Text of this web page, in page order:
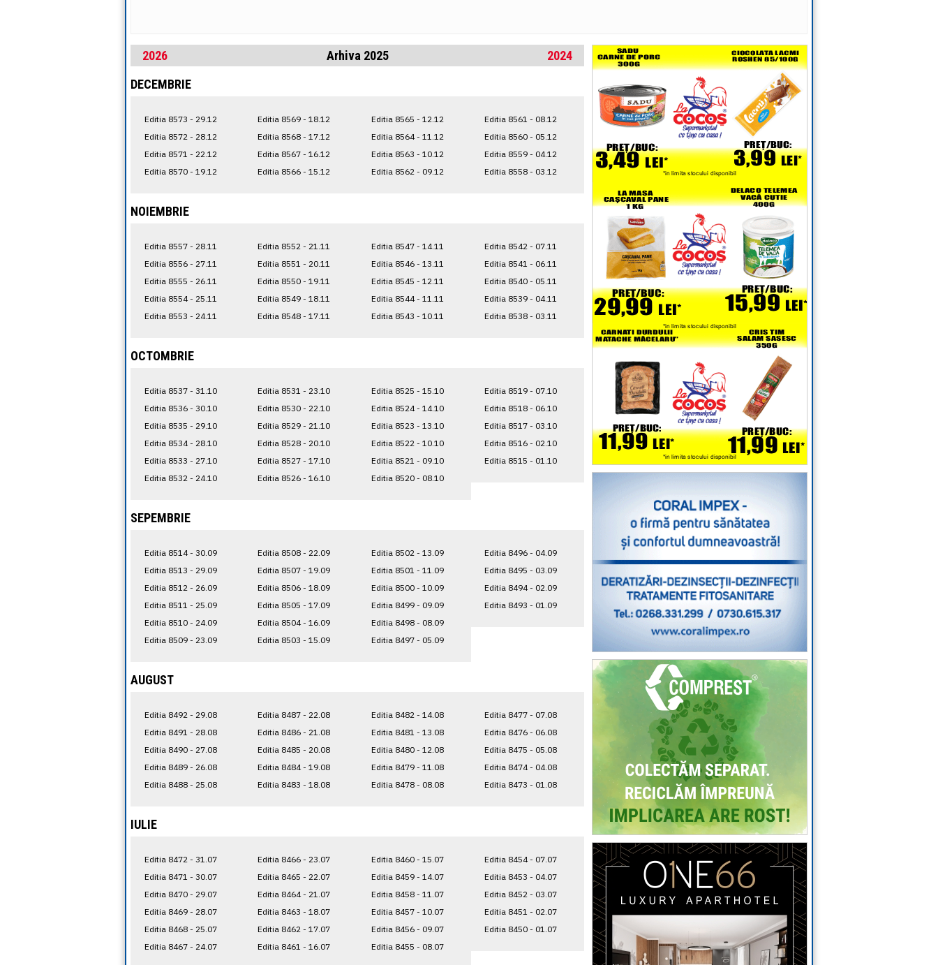
2026 2024
Arhiva 2025
DECEMBRIE
Editia 8573 - 29.12
Editia 8572 - 28.12
Editia 8571 - 22.12
Editia 8570 - 19.12
Editia 8569 - 18.12
Editia 8568 - 17.12
Editia 8567 - 16.12
Editia 8566 - 15.12
Editia 8565 - 12.12
Editia 8564 - 11.12
Editia 8563 - 10.12
Editia 8562 - 09.12
Editia 8561 - 08.12
Editia 8560 - 05.12
Editia 8559 - 04.12
Editia 8558 - 03.12
NOIEMBRIE
Editia 8557 - 28.11
Editia 8556 - 27.11
Editia 8555 - 26.11
Editia 8554 - 25.11
Editia 8553 - 24.11
Editia 8552 - 21.11
Editia 8551 - 20.11
Editia 8550 - 19.11
Editia 8549 - 18.11
Editia 8548 - 17.11
Editia 8547 - 14.11
Editia 8546 - 13.11
Editia 8545 - 12.11
Editia 8544 - 11.11
Editia 8543 - 10.11
Editia 8542 - 07.11
Editia 8541 - 06.11
Editia 8540 - 05.11
Editia 8539 - 04.11
Editia 8538 - 03.11
OCTOMBRIE
Editia 8537 - 31.10
Editia 8536 - 30.10
Editia 8535 - 29.10
Editia 8534 - 28.10
Editia 8533 - 27.10
Editia 8532 - 24.10
Editia 8531 - 23.10
Editia 8530 - 22.10
Editia 8529 - 21.10
Editia 8528 - 20.10
Editia 8527 - 17.10
Editia 8526 - 16.10
Editia 8525 - 15.10
Editia 8524 - 14.10
Editia 8523 - 13.10
Editia 8522 - 10.10
Editia 8521 - 09.10
Editia 8520 - 08.10
Editia 8519 - 07.10
Editia 8518 - 06.10
Editia 8517 - 03.10
Editia 8516 - 02.10
Editia 8515 - 01.10
SEPEMBRIE
Editia 8514 - 30.09
Editia 8513 - 29.09
Editia 8512 - 26.09
Editia 8511 - 25.09
Editia 8510 - 24.09
Editia 8509 - 23.09
Editia 8508 - 22.09
Editia 8507 - 19.09
Editia 8506 - 18.09
Editia 8505 - 17.09
Editia 8504 - 16.09
Editia 8503 - 15.09
Editia 8502 - 13.09
Editia 8501 - 11.09
Editia 8500 - 10.09
Editia 8499 - 09.09
Editia 8498 - 08.09
Editia 8497 - 05.09
Editia 8496 - 04.09
Editia 8495 - 03.09
Editia 8494 - 02.09
Editia 8493 - 01.09
AUGUST
Editia 8492 - 29.08
Editia 8491 - 28.08
Editia 8490 - 27.08
Editia 8489 - 26.08
Editia 8488 - 25.08
Editia 8487 - 22.08
Editia 8486 - 21.08
Editia 8485 - 20.08
Editia 8484 - 19.08
Editia 8483 - 18.08
Editia 8482 - 14.08
Editia 8481 - 13.08
Editia 8480 - 12.08
Editia 8479 - 11.08
Editia 8478 - 08.08
Editia 8477 - 07.08
Editia 8476 - 06.08
Editia 8475 - 05.08
Editia 8474 - 04.08
Editia 8473 - 01.08
IULIE
Editia 8472 - 31.07
Editia 8471 - 30.07
Editia 8470 - 29.07
Editia 8469 - 28.07
Editia 8468 - 25.07
Editia 8467 - 24.07
Editia 8466 - 23.07
Editia 8465 - 22.07
Editia 8464 - 21.07
Editia 8463 - 18.07
Editia 8462 - 17.07
Editia 8461 - 16.07
Editia 8460 - 15.07
Editia 8459 - 14.07
Editia 8458 - 11.07
Editia 8457 - 10.07
Editia 8456 - 09.07
Editia 8455 - 08.07
Editia 8454 - 07.07
Editia 8453 - 04.07
Editia 8452 - 03.07
Editia 8451 - 02.07
Editia 8450 - 01.07